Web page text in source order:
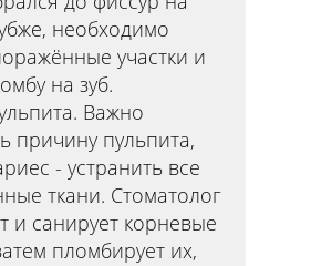
необходимо
участки и
на зуб.
Важно
причину пульпита,
- устранить все
ткани. Стоматолог
и санирует корневые
пломбирует их,